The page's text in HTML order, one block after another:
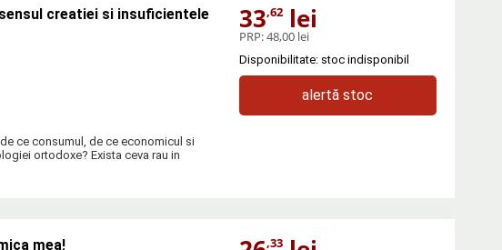
creatiei si insuficientele
ce consumul, de ce economicul si
ortodoxe? Exista ceva rau in
33,62lei
PRP:48,00 lei
Disponibilitate: stoc indisponibil
alertă stoc
mea! ,33